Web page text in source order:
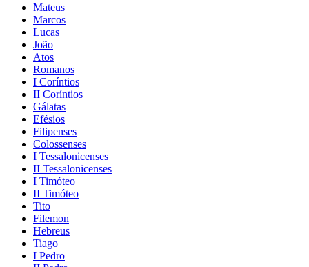
Mateus
Marcos
Lucas
João
Atos
Romanos
I Coríntios
II Coríntios
Gálatas
Efésios
Filipenses
Colossenses
I Tessalonicenses
II Tessalonicenses
I Timóteo
II Timóteo
Tito
Filemon
Hebreus
Tiago
I Pedro